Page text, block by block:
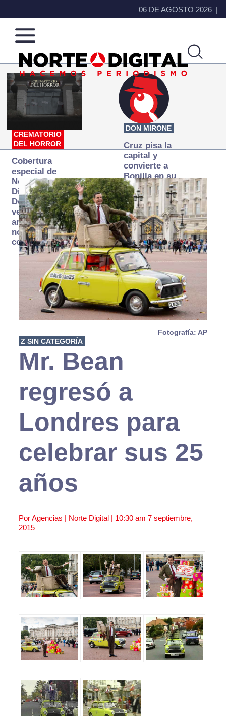
06 DE AGOSTO 2026
Norte
de
Ciudad
Más
que
noticias,
hacemos periodismo
CREMATORIO
DEL HORROR
Cobertura
especial de
Norte
Digital:
Donde la
verdad
arde… pero
no se
consume
DON MIRONE
Cruz pisa la
capital y
convierte a
Bonilla en su
primer blanco
Fotografía: AP
Z SIN CATEGORÍA
Mr. Bean
regresó a
Londres para
celebrar sus 25
años
Por Agencias | Norte Digital | 10:30 am 7 septiembre,
2015